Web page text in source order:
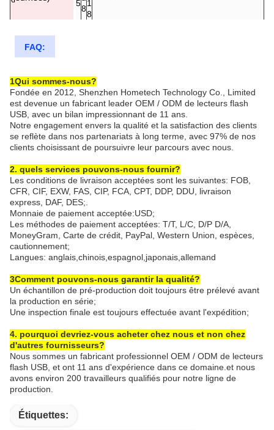
5
8
1
8
FAQ:
1Qui sommes-nous?
Fondée en 2012, Shenzhen Hometech Technology Co., Limited
est devenue un fabricant leader OEM / ODM de lecteurs flash
USB, avec un bilan impressionnant de 11 ans.
Notre engagement envers la qualité et la satisfaction des clients
se reflète dans nos partenariats à long terme, avec 97% de nos
clients choisissant de poursuivre leur parcours avec nous.
2. quels services pouvons-nous fournir?
Les conditions de livraison acceptées sont les suivantes: FOB,
CFR, CIF, EXW, FAS, CIP, FCA, CPT, DDP, DDU, livraison
express, DAF, DES;.
Monnaie de paiement acceptée:USD;
Les méthodes de paiement acceptées: T/T, L/C, D/P D/A,
MoneyGram, Carte de crédit, PayPal, Western Union, espèces,
cautionnement;
Langues: anglais,chinois,espagnol,japonais,allemand
3Comment pouvons-nous garantir la qualité?
Un échantillon de pré-production doit toujours être prélevé avant
la production en série;
Une inspection finale est toujours effectuée avant l'expédition;
4. pourquoi devriez-vous acheter chez nous et non chez
d'autres fournisseurs?
Nous sommes un fabricant professionnel OEM / ODM de lecteurs
flash USB, et ont 11 ans d'expérience dans ce domaine.et nous
avons environ 200 travailleurs qualifiés pour notre ligne de
production.
Étiquettes: